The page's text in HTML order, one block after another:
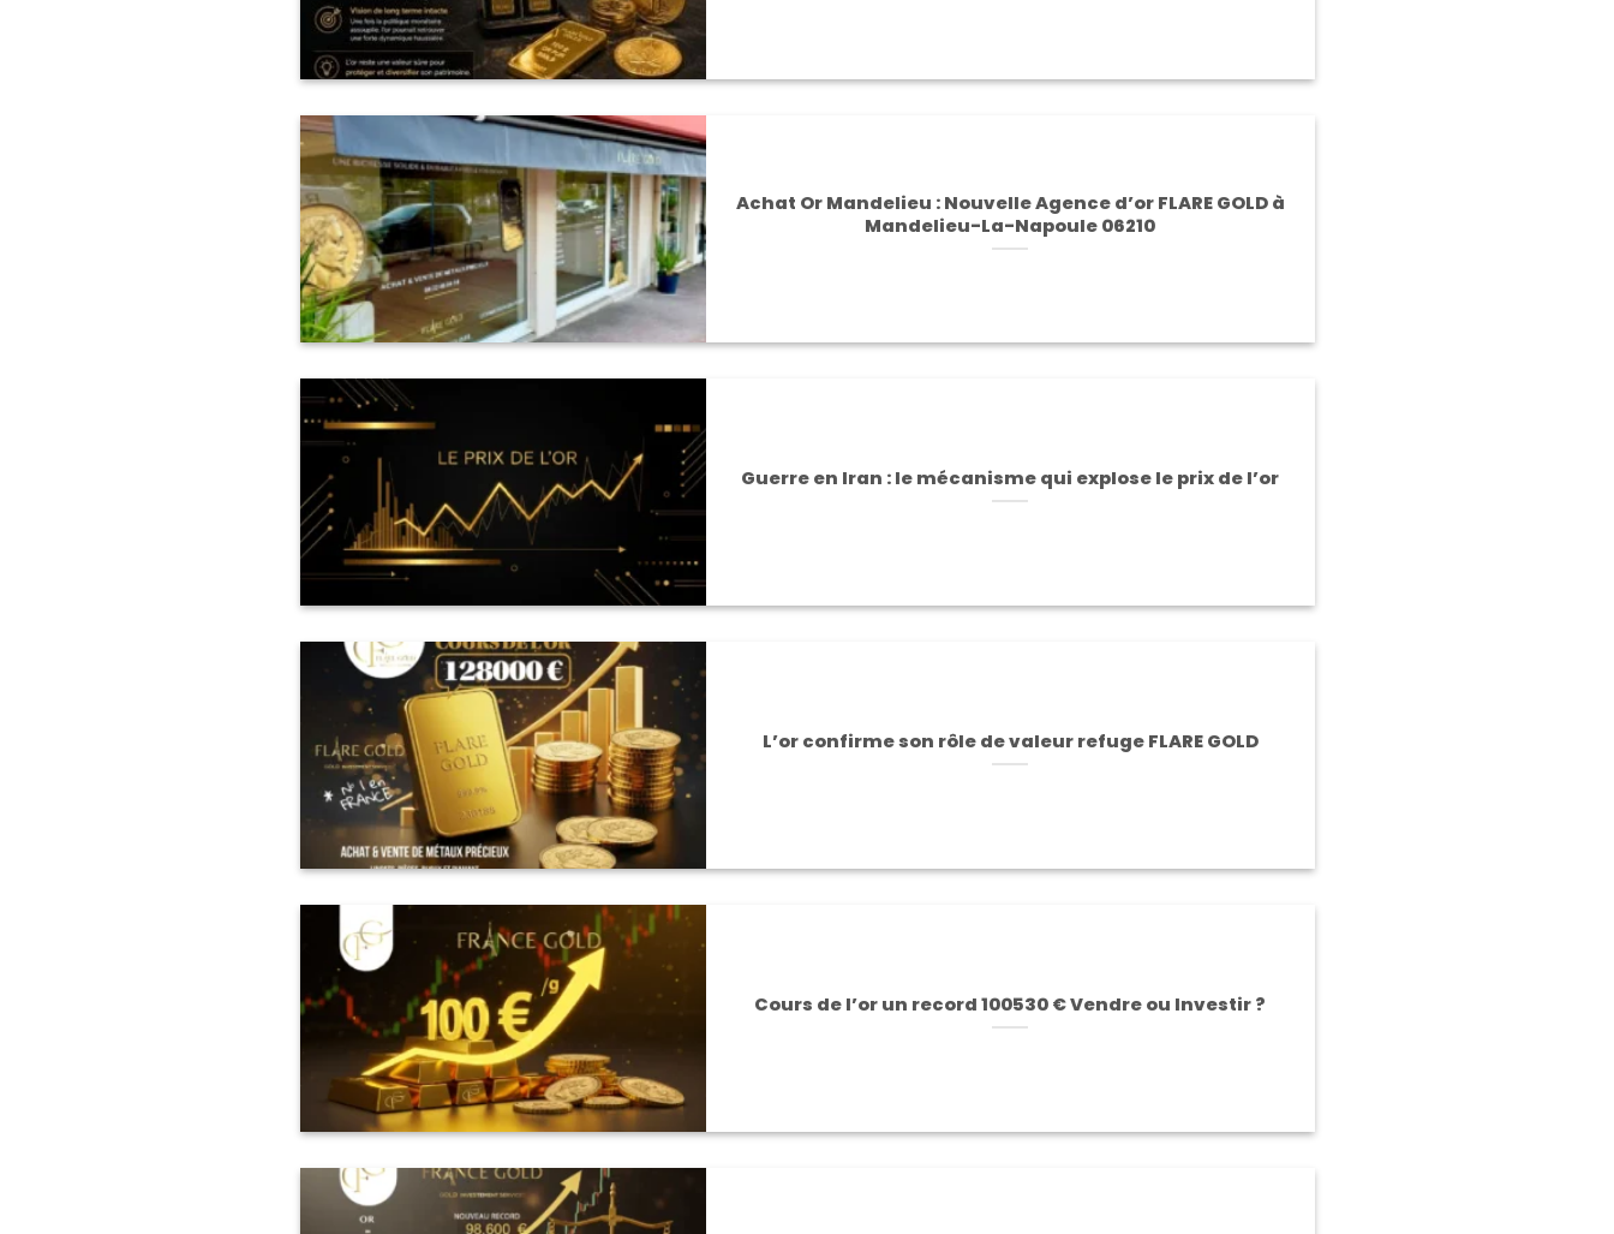
Achat Or Mandelieu : Nouvelle Agence d’or FLARE GOLD à
Mandelieu-La-Napoule 06210
Guerre en Iran : le mécanisme qui explose le prix de l’or
L’or confirme son rôle de valeur refuge FLARE GOLD
Cours de l’or un record 100530 € Vendre ou Investir ?